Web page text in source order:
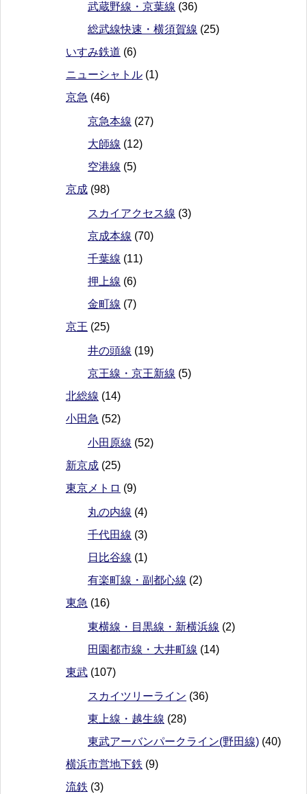
武蔵野線・京葉線 (36)
総武線快速・横須賀線 (25)
いすみ鉄道 (6)
ニューシャトル (1)
京急 (46)
京急本線 (27)
大師線 (12)
空港線 (5)
京成 (98)
スカイアクセス線 (3)
京成本線 (70)
千葉線 (11)
押上線 (6)
金町線 (7)
京王 (25)
井の頭線 (19)
京王線・京王新線 (5)
北総線 (14)
小田急 (52)
小田原線 (52)
新京成 (25)
東京メトロ (9)
丸の内線 (4)
千代田線 (3)
日比谷線 (1)
有楽町線・副都心線 (2)
東急 (16)
東横線・目黒線・新横浜線 (2)
田園都市線・大井町線 (14)
東武 (107)
スカイツリーライン (36)
東上線・越生線 (28)
東武アーバンパークライン(野田線) (40)
横浜市営地下鉄 (9)
流鉄 (3)